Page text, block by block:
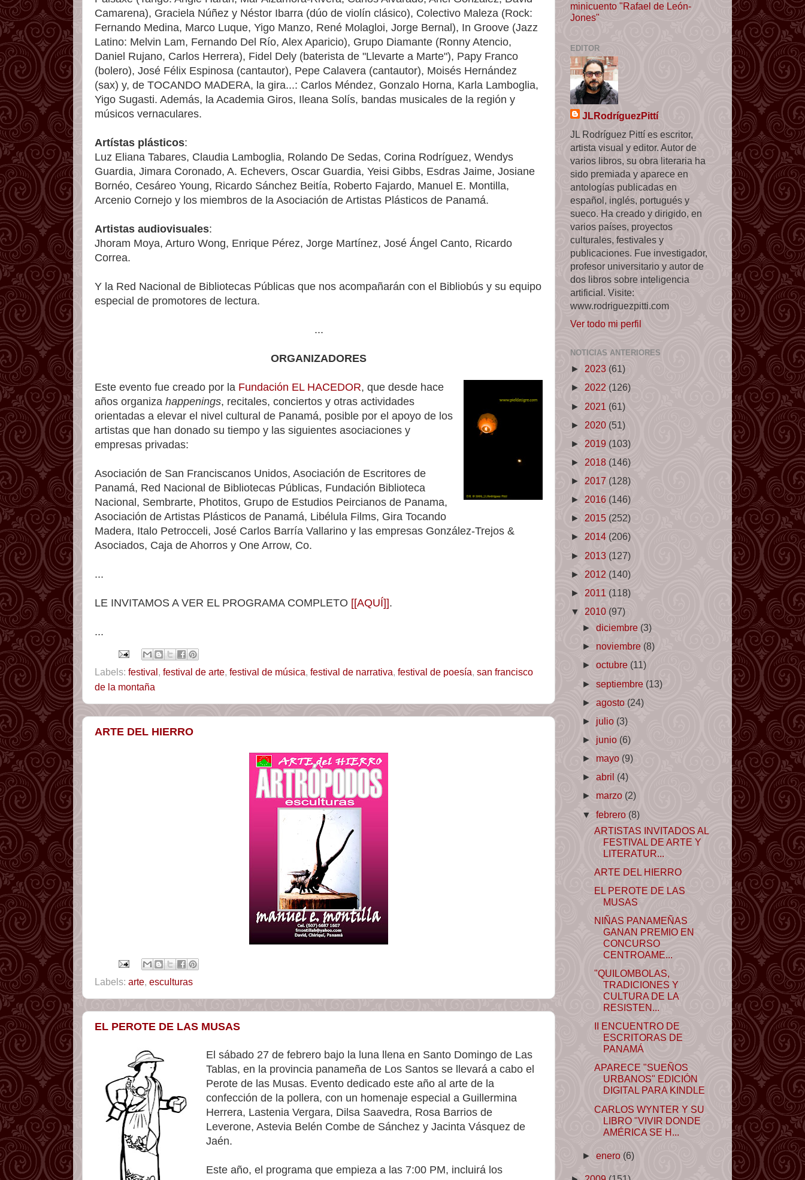
Camarena), Graciela Núñez y Néstor Ibarra (dúo de violín clásico), Colectivo Maleza (Rock:
Fernando Medina, Marco Luque, Yigo Manzo, René Molagloi, Jorge Bernal), In Groove (Jazz
Latino: Melvin Lam, Fernando Del Río, Alex Aparicio), Grupo Diamante (Ronny Atencio,
Daniel Rujano, Carlos Herrera), Fidel Dely (baterista de "Llevarte a Marte"), Papy Franco
(bolero), José Félix Espinosa (cantautor), Pepe Calavera (cantautor), Moisés Hernández
(sax) y, de TOCANDO MADERA, la gira...: Carlos Méndez, Gonzalo Horna, Karla Lamboglia,
Yigo Sugasti. Además, la Academia Giros, Ileana Solís, bandas musicales de la región y
músicos vernaculares.
Artístas plásticos:
Luz Eliana Tabares, Claudia Lamboglia, Rolando De Sedas, Corina Rodríguez, Wendys
Guardia, Jimara Coronado, A. Echevers, Oscar Guardia, Yeisi Gibbs, Esdras Jaime, Josiane
Bornéo, Cesáreo Young, Ricardo Sánchez Beitía, Roberto Fajardo, Manuel E. Montilla,
Arcenio Cornejo y los miembros de la Asociación de Artistas Plásticos de Panamá.
Artistas audiovisuales:
Jhoram Moya, Arturo Wong, Enrique Pérez, Jorge Martínez, José Ángel Canto, Ricardo
Correa.
Y la Red Nacional de Bibliotecas Públicas que nos acompañarán con el Bibliobús y su equipo
especial de promotores de lectura.
...
ORGANIZADORES
Este evento fue creado por la Fundación EL HACEDOR, que desde hace
años organiza happenings, recitales, conciertos y otras actividades
orientadas a elevar el nivel cultural de Panamá, posible por el apoyo de los
artistas que han donado su tiempo y las siguientes asociaciones y
empresas privadas:
Asociación de San Franciscanos Unidos, Asociación de Escritores de
Panamá, Red Nacional de Bibliotecas Públicas, Fundación Biblioteca
Nacional, Sembrarte, Photitos, Grupo de Estudios Peircianos de Panama,
Asociación de Artistas Plásticos de Panamá, Libélula Films, Gira Tocando
Madera, Italo Petrocceli, José Carlos Barría Vallarino y las empresas González-Trejos &
Asociados, Caja de Ahorros y One Arrow, Co.
...
LE INVITAMOS A VER EL PROGRAMA COMPLETO [[AQUÍ]].
...
Labels: festival, festival de arte, festival de música, festival de narrativa, festival de poesía, san francisco
de la montaña
ARTE DEL HIERRO
Labels: arte esculturas
EL PEROTE DE LAS MUSAS
El sábado 27 de febrero bajo la luna llena en Santo Domingo de Las
Tablas, en la provincia panameña de Los Santos se llevará a cabo el
Perote de las Musas. Evento dedicado este año al arte de la
confección de la pollera, con un homenaje especial a Guillermina
Herrera, Lastenia Vergara, Dilsa Saavedra, Rosa Barrios de
Leverone, Astevia Belén Combe de Sánchez y Jacinta Vásquez de
Jaén.
Este año, el programa que empieza a las 7:00 PM, incluirá los
minicuento "Rafael de León-
Jones"
EDITOR
JLRodríguezPittí
JL Rodríguez Pittí es escritor,
artista visual y editor. Autor de
varios libros, su obra literaria ha
sido premiada y aparece en
antologías publicadas en
español, inglés, portugués y
sueco. Ha creado y dirigido, en
varios países, proyectos
culturales, festivales y
publicaciones. Fue investigador,
profesor universitario y autor de
dos libros sobre inteligencia
artificial. Visite:
www.rodriguezpitti.com
Ver todo mi perfil
NOTICIAS ANTERIORES
► 2023 (61)
► 2022 (126)
► 2021 (61)
► 2020 (51)
► 2019 (103)
► 2018 (146)
► 2017 (128)
► 2016 (146)
► 2015 (252)
► 2014 (206)
► 2013 (127)
► 2012 (140)
► 2011 (118)
▼ 2010 (97)
►diciembre (3)
► noviembre (8)
►octubre (11)
►septiembre (13)
►agosto (24)
► julio (3)
► junio (6)
► mayo (9)
►abril (4)
► marzo (2)
▼febrero (8)
ARTISTAS INVITADOS AL
FESTIVAL DE ARTE Y
LITERATUR...
ARTE DEL HIERRO
EL PEROTE DE LAS
MUSAS
NIÑAS PANAMEÑAS
GANAN PREMIO EN
CONCURSO
CENTROAME...
"QUILOMBOLAS,
TRADICIONES Y
CULTURA DE LA
RESISTEN...
II ENCUENTRO DE
ESCRITORAS DE
PANAMÁ
APARECE "SUEÑOS
URBANOS" EDICIÓN
DIGITAL PARA KINDLE
CARLOS WYNTER Y SU
LIBRO "VIVIR DONDE
AMÉRICA SE H...
►enero (6)